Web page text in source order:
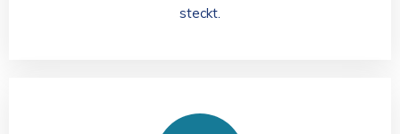
steckt.